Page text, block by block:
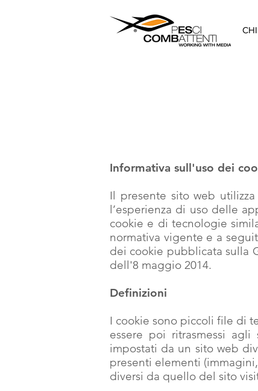
Informativa sull'uso dei
Il presente sito web
l’esperienza di uso delle
cookie e di tecnologie
normativa vigente e a
dei cookie pubblicata sulla
dell'8 maggio 2014.
Definizioni
I cookie sono piccoli file di
essere poi ritrasmessi
impostati da un sito web
presenti elementi
diversi da quello del sito